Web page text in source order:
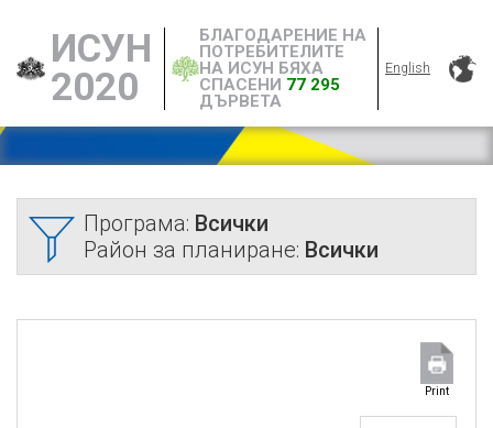
ИСУН
2020
БЛАГОДАРЕНИЕ НА
ПОТРЕБИТЕЛИТЕ
НА ИСУН БЯХА
СПАСЕНИ 77 295
ДЪРВЕТА
English
Програма: Всички
Район за планиране: Всички
Print